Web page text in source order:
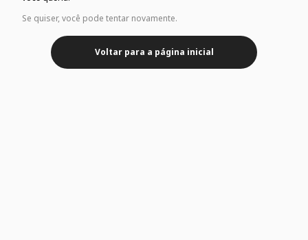
Se quiser, você pode tentar novamente.
Voltar para a página inicial